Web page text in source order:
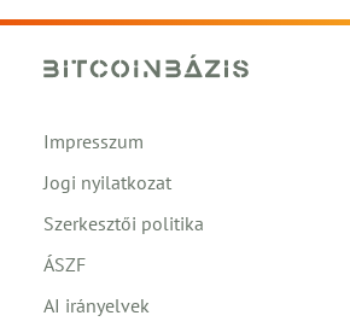
Impresszum
Jogi nyilatkozat
Szerkesztői politika
ÁSZF
AI irányelvek